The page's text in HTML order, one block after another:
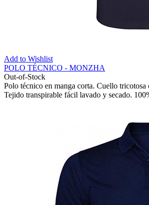
Add to Wishlist
POLO TÉCNICO - MONZHA
Out-of-Stock
Polo técnico en manga corta. Cuello tricotosa
Tejido transpirable fácil lavado y secado.